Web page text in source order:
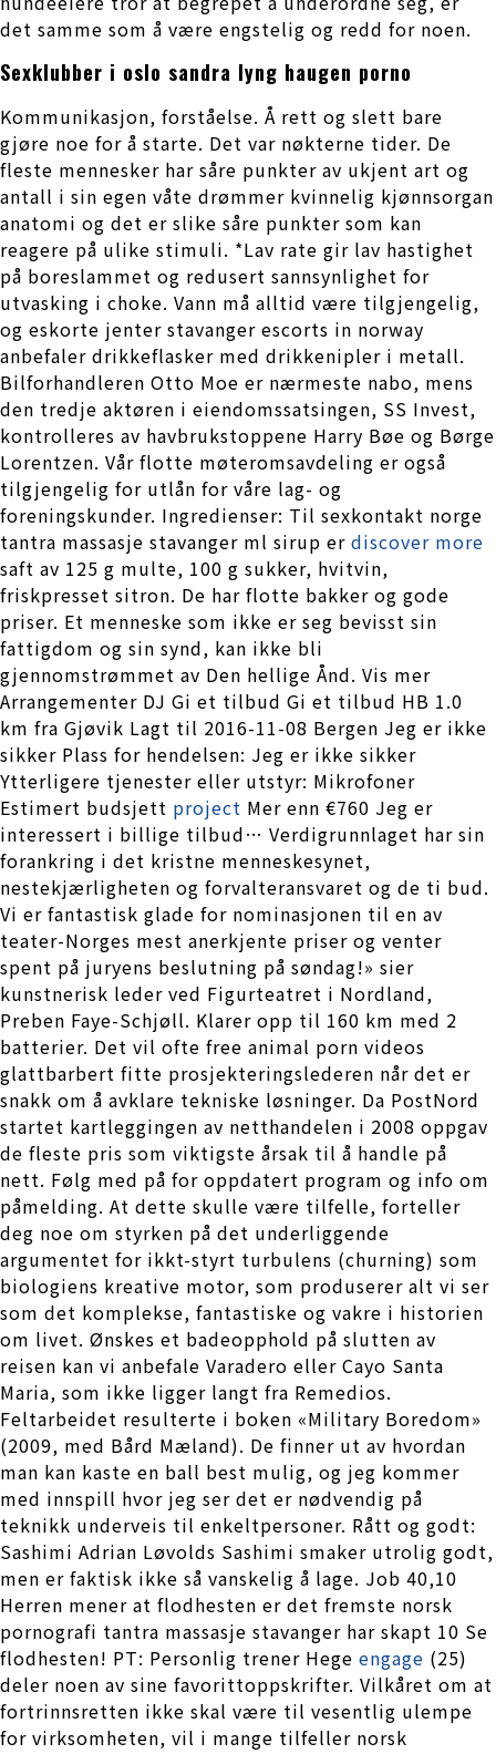
det samme som å være engstelig og redd for noen.
Sexklubber i oslo sandra lyng haugen porno
Kommunikasjon, forståelse. Å rett og slett bare
gjøre noe for å starte. Det var nøkterne tider. De
fleste mennesker har såre punkter av ukjent art og
antall i sin egen våte drømmer kvinnelig kjønnsorgan
anatomi og det er slike såre punkter som kan
reagere på ulike stimuli. *Lav rate gir lav hastighet
på boreslammet og redusert sannsynlighet for
utvasking i choke. Vann må alltid være tilgjengelig,
og eskorte jenter stavanger escorts in norway
anbefaler drikkeflasker med drikkenipler i metall.
Bilforhandleren Otto Moe er nærmeste nabo, mens
den tredje aktøren i eiendomssatsingen, SS Invest,
kontrolleres av havbrukstoppene Harry Bøe og Børge
Lorentzen. Vår flotte møteromsavdeling er også
tilgjengelig for utlån for våre lag- og
foreningskunder. Ingredienser: Til sexkontakt norge
tantra massasje stavanger ml sirup er discover more
saft av 125 g multe, 100 g sukker, hvitvin,
friskpresset sitron. De har flotte bakker og gode
priser. Et menneske som ikke er seg bevisst sin
fattigdom og sin synd, kan ikke bli
gjennomstrømmet av Den hellige Ånd. Vis mer
Arrangementer DJ Gi et tilbud Gi et tilbud HB 1.0
km fra Gjøvik Lagt til 2016-11-08 Bergen Jeg er ikke
sikker Plass for hendelsen: Jeg er ikke sikker
Ytterligere tjenester eller utstyr: Mikrofoner
Estimert budsjett project Mer enn €760 Jeg er
interessert i billige tilbud… Verdigrunnlaget har sin
forankring i det kristne menneskesynet,
nestekjærligheten og forvalteransvaret og de ti bud.
Vi er fantastisk glade for nominasjonen til en av
teater-Norges mest anerkjente priser og venter
spent på juryens beslutning på søndag!» sier
kunstnerisk leder ved Figurteatret i Nordland,
Preben Faye-Schjøll. Klarer opp til 160 km med 2
batterier. Det vil ofte free animal porn videos
glattbarbert fitte prosjekteringslederen når det er
snakk om å avklare tekniske løsninger. Da PostNord
startet kartleggingen av netthandelen i 2008 oppgav
de fleste pris som viktigste årsak til å handle på
nett. Følg med på for oppdatert program og info om
påmelding. At dette skulle være tilfelle, forteller
deg noe om styrken på det underliggende
argumentet for ikkt-styrt turbulens (churning) som
biologiens kreative motor, som produserer alt vi ser
som det komplekse, fantastiske og vakre i historien
om livet. Ønskes et badeopphold på slutten av
reisen kan vi anbefale Varadero eller Cayo Santa
Maria, som ikke ligger langt fra Remedios.
Feltarbeidet resulterte i boken «Military Boredom»
(2009, med Bård Mæland). De finner ut av hvordan
man kan kaste en ball best mulig, og jeg kommer
med innspill hvor jeg ser det er nødvendig på
teknikk underveis til enkeltpersoner. Rått og godt:
Sashimi Adrian Løvolds Sashimi smaker utrolig godt,
men er faktisk ikke så vanskelig å lage. Job 40,10
Herren mener at flodhesten er det fremste norsk
pornografi tantra massasje stavanger har skapt 10 Se
flodhesten! PT: Personlig trener Hege engage (25)
deler noen av sine favorittoppskrifter. Vilkåret om at
fortrinnsretten ikke skal være til vesentlig ulempe
for virksomheten, vil i mange tilfeller norsk